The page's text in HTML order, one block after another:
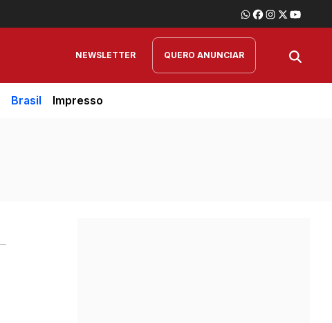
NEWSLETTER QUERO ANUNCIAR
Brasil Impresso